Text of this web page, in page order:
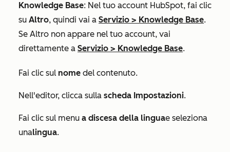
Knowledge Base: Nel tuo account HubSpot, fai clic
su Altro, quindi vai a Servizio > Knowledge Base.
Se Altro non appare nel tuo account, vai
direttamente a Servizio > Knowledge Base.
Fai clic sul nome del contenuto.
Nell'editor, clicca sulla scheda Impostazioni.
Fai clic sul menu a discesa della linguae seleziona
unalingua.